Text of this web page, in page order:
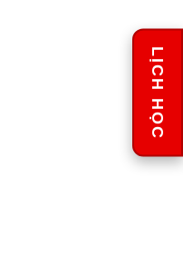
LỊCH HỌC